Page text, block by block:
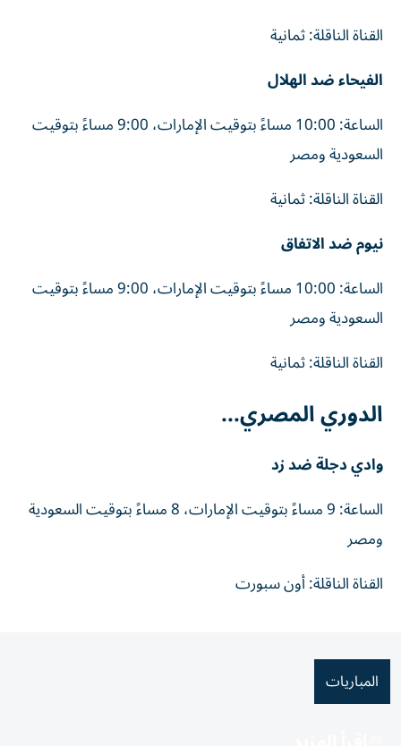
القناة الناقلة: ثمانية
الفيحاء ضد الهلال
الساعة: 10:00 مساءً بتوقيت الإمارات، 9:00 مساءً بتوقيت
السعودية ومصر
القناة الناقلة: ثمانية
نيوم ضد الاتفاق
الساعة: 10:00 مساءً بتوقيت الإمارات، 9:00 مساءً بتوقيت
السعودية ومصر
القناة الناقلة: ثمانية
الدوري المصري...
وادي دجلة ضد زد
الساعة: 9 مساءً بتوقيت الإمارات، 8 مساءً بتوقيت السعودية
ومصر
القناة الناقلة: أون سبورت
المباريات